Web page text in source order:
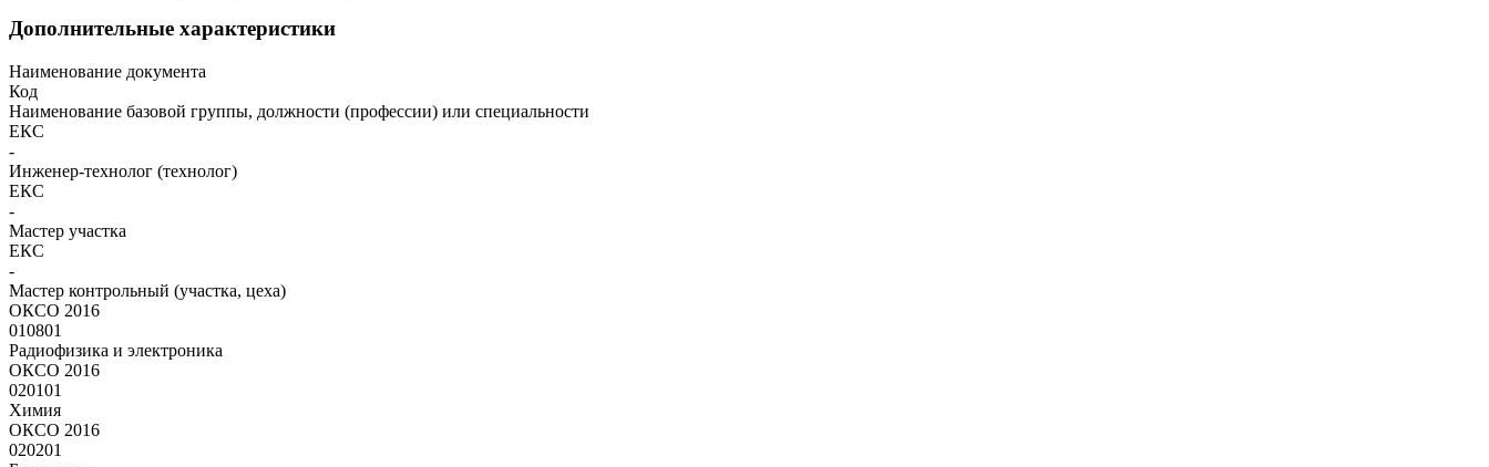
Дополнительные характеристики
Наименование документа
Код
Наименование базовой группы, должности (профессии) или специальности
ЕКС
-
Инженер-технолог (технолог)
ЕКС
-
Мастер участка
ЕКС
-
Мастер контрольный (участка, цеха)
ОКСО 2016
010801
Радиофизика и электроника
ОКСО 2016
020101
Химия
ОКСО 2016
020201